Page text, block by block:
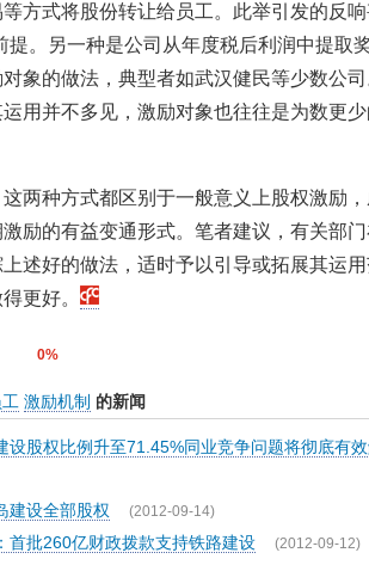
方式将股份转让给员工。此举引发的反
提。另一种是公司从年度税后利润中提取
象的做法，典型者如武汉健民等少数公
用并不多见，激励对象也往往是为数更
两种方式都区别于一般意义上股权激励
励的有益变通形式。笔者建议，有关部
上述好的做法，适时予以引导或拓展其运
更好。
0%
激励机制 的新闻
设股权比例升至71.45%同业竞争问题将彻底有
建设全部股权 (2012-09-14)
首批260亿财政拨款支持铁路建设 (2012-09-12)